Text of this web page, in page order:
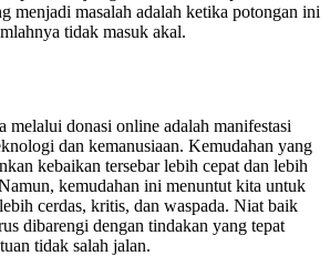
menjadi masalah adalah ketika potongan ini
tidak masuk akal.
melalui donasi online adalah manifestasi
dan kemanusiaan. Kemudahan yang
kebaikan tersebar lebih cepat dan lebih
kemudahan ini menuntut kita untuk
cerdas, kritis, dan waspada. Niat baik
dibarengi dengan tindakan yang tepat
tidak salah jalan.